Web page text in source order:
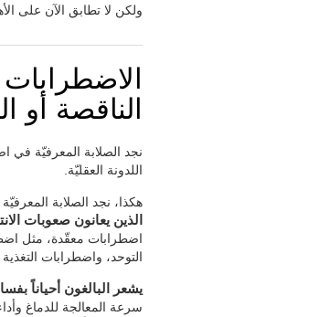
ولكن لا تطابق الآن على
الناقصة أو
نجد الصلابة المعرفيّة في
اللدونة العقليّة.
هكذا، نجد الصلابة
الذين يعانون صعوبات
اضطرابات معقّدة، مثل
التوحد، واضطرابات
يشعر البالغون أحياناً
سرعة المعالجة للدماغ